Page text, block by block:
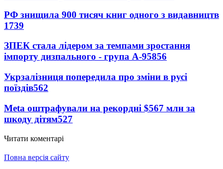
РФ знищила 900 тисяч книг одного з видавництв
1739
ЗПЕК стала лідером за темпами зростання
імпорту дизпального - група А-95856
Укрзалізниця попередила про зміни в русі
поїздів562
Meta оштрафували на рекордні $567 млн за
шкоду дітям527
Читати коментарі
Повна версія сайту